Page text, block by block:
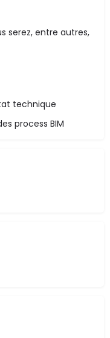
serez, entre autres,
technique
process BIM